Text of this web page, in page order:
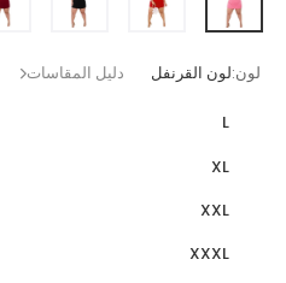
لون:لون القرنفل دليل المقاسات
L
XL
XXL
XXXL